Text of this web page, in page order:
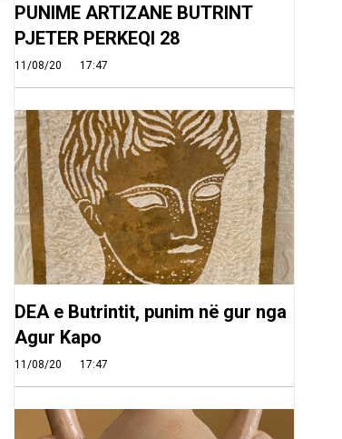
PUNIME ARTIZANE BUTRINT
PJETER PERKEQI 28
11/08/20 17:47
DEA e Butrintit, punim në gur nga
Agur Kapo
11/08/20 17:47